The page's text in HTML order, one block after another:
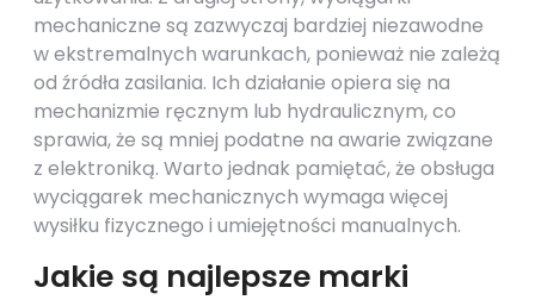
mechaniczne są zazwyczaj bardziej niezawodne
w ekstremalnych warunkach, ponieważ nie zależą
od źródła zasilania. Ich działanie opiera się na
mechanizmie ręcznym lub hydraulicznym, co
sprawia, że są mniej podatne na awarie związane
z elektroniką. Warto jednak pamiętać, że obsługa
wyciągarek mechanicznych wymaga więcej
wysiłku fizycznego i umiejętności manualnych.
Jakie są najlepsze marki